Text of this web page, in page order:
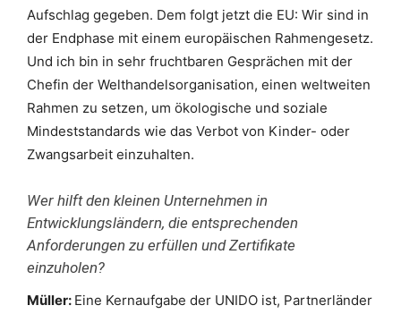
Aufschlag gegeben. Dem folgt jetzt die EU: Wir sind in
der Endphase mit einem europäischen Rahmengesetz.
Und ich bin in sehr fruchtbaren Gesprächen mit der
Chefin der Welthandelsorganisation, einen weltweiten
Rahmen zu setzen, um ökologische und soziale
Mindeststandards wie das Verbot von Kinder- oder
Zwangsarbeit einzuhalten.
Wer hilft den kleinen Unternehmen in
Entwicklungsländern, die entsprechenden
Anforderungen zu erfüllen und Zertifikate
einzuholen?
Müller: Eine Kernaufgabe der UNIDO ist, Partnerländer